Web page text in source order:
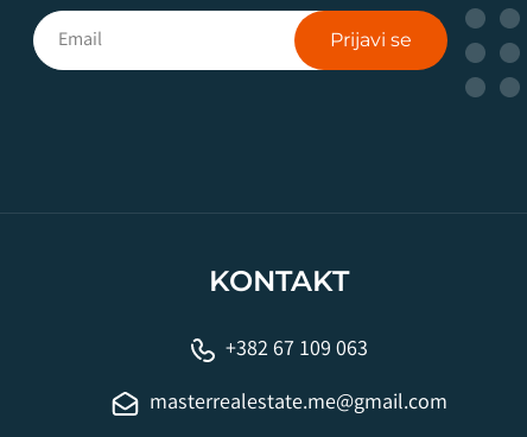
Prijavi se
KONTAKT
+382 67 109 063
masterrealestate.me@gmail.com